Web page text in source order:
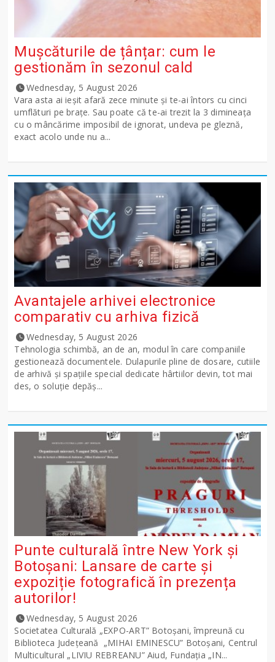
Mușcăturile de țânțar: cum le
gestionăm în sezonul cald
Wednesday, 5 August 2026
Vara asta ai ieșit afară zece minute și te-ai întors cu cinci
umflături pe brațe. Sau poate că te-ai trezit la 3 dimineața
cu o mâncărime imposibil de ignorat, undeva pe gleznă,
exact acolo unde nu a...
Avantajele arhivei electronice
comparativ cu arhiva fizică
Wednesday, 5 August 2026
Tehnologia schimbă, an de an, modul în care companiile
gestionează documentele. Dulapurile pline de dosare, cutiile
de arhivă și spațiile special dedicate hârtiilor devin, tot mai
des, o soluție depăș...
Punte culturală între New York și
Botoșani: Lansare de carte și
expoziție fotografică în prezența
autorilor!
Wednesday, 5 August 2026
Societatea Culturală „EXPO-ART” Botoșani, împreună cu
Biblioteca Județeană „MIHAI EMINESCU” Botoșani, Centrul
Multicultural „LIVIU REBREANU” Aiud, Fundația „IN...